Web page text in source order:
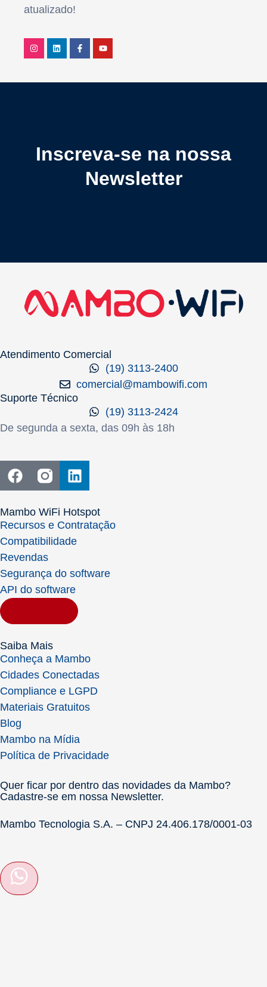
atualizado!
Inscreva-se na nossa
Newsletter
Atendimento Comercial
(19) 3113-2400
comercial@mambowifi.com
Suporte Técnico
(19) 3113-2424
De segunda a sexta, das 09h às 18h
Mambo WiFi Hotspot
Recursos e Contratação
Compatibilidade
Revendas
Segurança do software
API do software
Saiba Mais
Conheça a Mambo
Cidades Conectadas
Compliance e LGPD
Materiais Gratuitos
Blog
Mambo na Mídia
Política de Privacidade
Quer ficar por dentro das novidades da Mambo?
Cadastre-se em nossa Newsletter.
Mambo Tecnologia S.A. – CNPJ 24.406.178/0001-03